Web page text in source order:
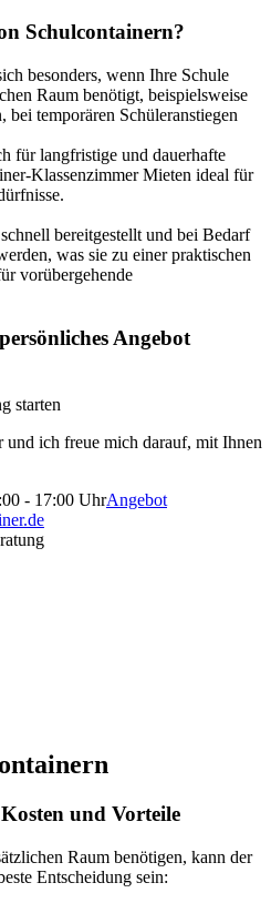
Schulcontainern?
besonders, wenn Ihre Schule
Raum benötigt, beispielsweise
bei temporären Schüleranstiegen
für langfristige und dauerhafte
Klassenzimmer Mieten ideal für
bereitgestellt und bei Bedarf
was sie zu einer praktischen
vorübergehende
Angebot
starten
ich freue mich darauf, mit Ihnen
- 17:00 UhrAngebot
und Vorteile
Raum benötigen, kann der
Entscheidung sein: